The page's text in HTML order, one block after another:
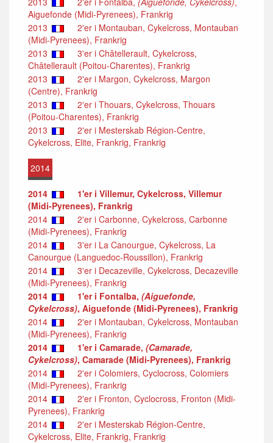
Aiguefonde (Midi-Pyrenees), Frankrig
2013
2'er i Montauban, Cykelcross, Montauban
(Midi-Pyrenees), Frankrig
2013
3'er i Châtellerault, Cykelcross,
Châtellerault (Poitou-Charentes), Frankrig
2013
2'er i Margon, Cykelcross, Margon
(Centre), Frankrig
2013
2'er i Thouars, Cykelcross, Thouars
(Poitou-Charentes), Frankrig
2013
2'er i Mesterskab Région-Centre,
Cykelcross, Elite, Frankrig, Frankrig
2014
2014
1'er i Villemur, Cykelcross, Villemur
(Midi-Pyrenees), Frankrig
2014
2'er i Carbonne, Cykelcross, Carbonne
(Midi-Pyrenees), Frankrig
2014
3'er i La Canourgue, Cykelcross, La
Canourgue (Languedoc-Roussillon), Frankrig
2014
3'er i Decazeville, Cykelcross, Decazeville
(Midi-Pyrenees), Frankrig
2014
1'er i Fontalba, (Aiguefonde,
Cykelcross), Aiguefonde (Midi-Pyrenees), Frankrig
2014
2'er i Montauban, Cykelcross, Montauban
(Midi-Pyrenees), Frankrig
2014
1'er i Camarade, (Camarade,
Cykelcross), Camarade (Midi-Pyrenees), Frankrig
2014
2'er i Colomiers, Cyclocross, Colomiers
(Midi-Pyrenees), Frankrig
2014
2'er i Fronton, Cyclocross, Fronton (Midi-
Pyrenees), Frankrig
2014
2'er i Mesterskab Région-Centre,
Cykelcross, Elite, Frankrig, Frankrig